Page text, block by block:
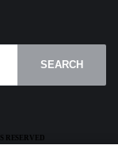
SEARCH
RESERVED